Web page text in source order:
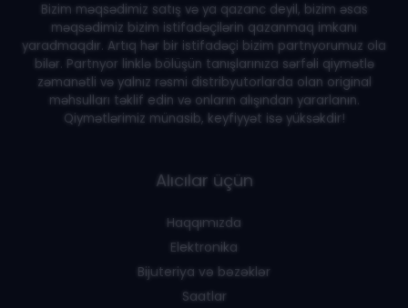
Bizim məqsədimiz satış və ya qazanc deyil, bizim əsas
məqsədimiz bizim istifadəçilərin qazanmaq imkanı
yaradmaqdır. Artıq hər bir istifadəçi bizim partnyorumuz ola
bilər. Partnyor linklə bölüşün tanışlarınıza sərfəli qiymətlə
zəmanətli və yalnız rəsmi distribyutorlarda olan original
məhsulları təklif edin və onların alışından yararlanın.
Qiymətlərimiz münasib, keyfiyyət isə yüksəkdir!
Alıcılar üçün
Haqqımızda
Elektronika
Bijuteriya və bəzəklər
Saatlar